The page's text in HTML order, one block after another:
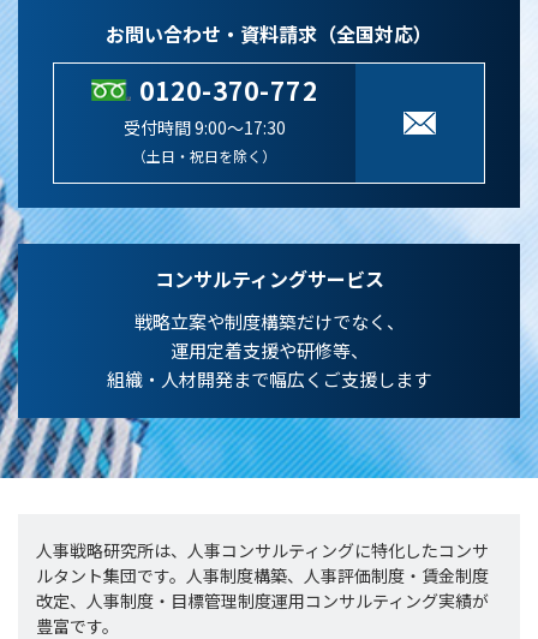
お問い合わせ・資料請求（全国対応）
0120-370-772
受付時間 9:00～17:30
（土日・祝日を除く）
コンサルティングサービス
戦略立案や制度構築だけでなく、
運用定着支援や研修等、
組織・人材開発まで幅広くご支援します
人事戦略研究所は、人事コンサルティングに特化したコンサ
ルタント集団です。人事制度構築、人事評価制度・賃金制度
改定、人事制度・目標管理制度運用コンサルティング実績が
豊富です。